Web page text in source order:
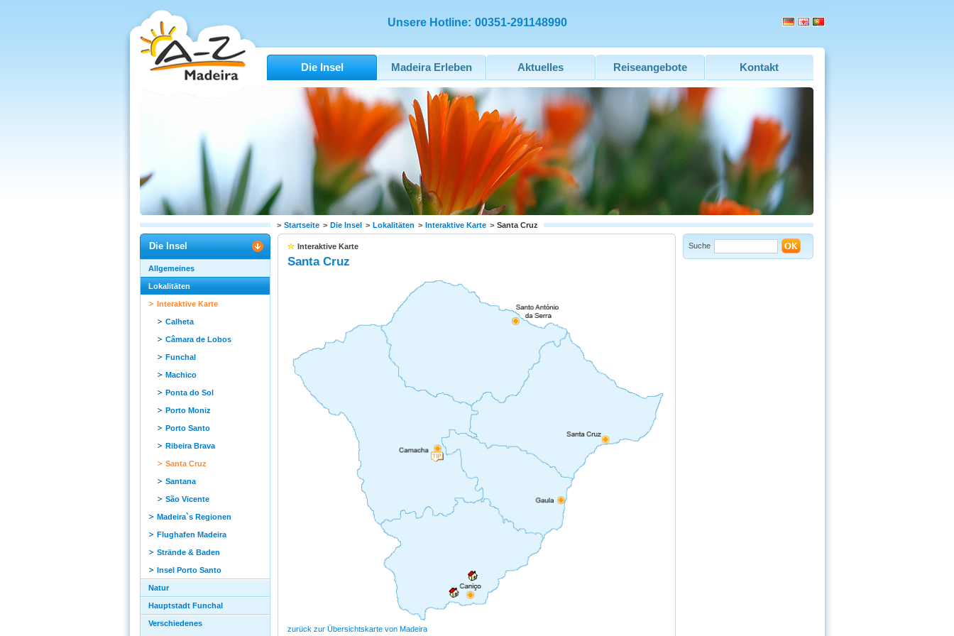
Unsere Hotline: 00351-291148990
Die Insel Madeira Erleben Aktuelles Reiseangebote Kontakt
> Startseite > Die Insel > Lokalitäten > Interaktive Karte > Santa Cruz
Die Insel
Allgemeines
Lokalitäten
Interaktive Karte
Calheta
Câmara de Lobos
Funchal
Machico
Ponta do Sol
Porto Moniz
Porto Santo
Ribeira Brava
Santa Cruz
Santana
São Vicente
Madeira`s Regionen
Flughafen Madeira
Strände & Baden
Insel Porto Santo
Natur
Hauptstadt Funchal
Verschiedenes
Interaktive Karte
Santa Cruz
zurück zur Übersichtskarte von Madeira
Suche